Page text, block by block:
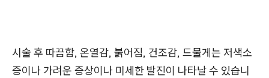
시술 후 따끔함, 온열감, 붉어짐, 건조감, 드물게는 저색소
증이나 가려운 증상이나 미세한 발진이 나타날 수 있습니